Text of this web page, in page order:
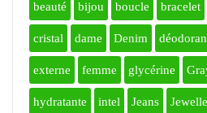
beauté bijou boucle bracelet
cristal dame Denim
externe femme glycérine
hydratante intel Jeans